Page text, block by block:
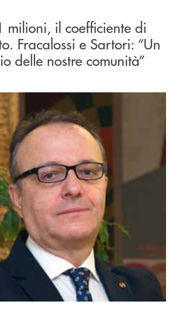
milioni, il coefficiente di
Fracalossi e Sartori: “Un
delle nostre comunità”